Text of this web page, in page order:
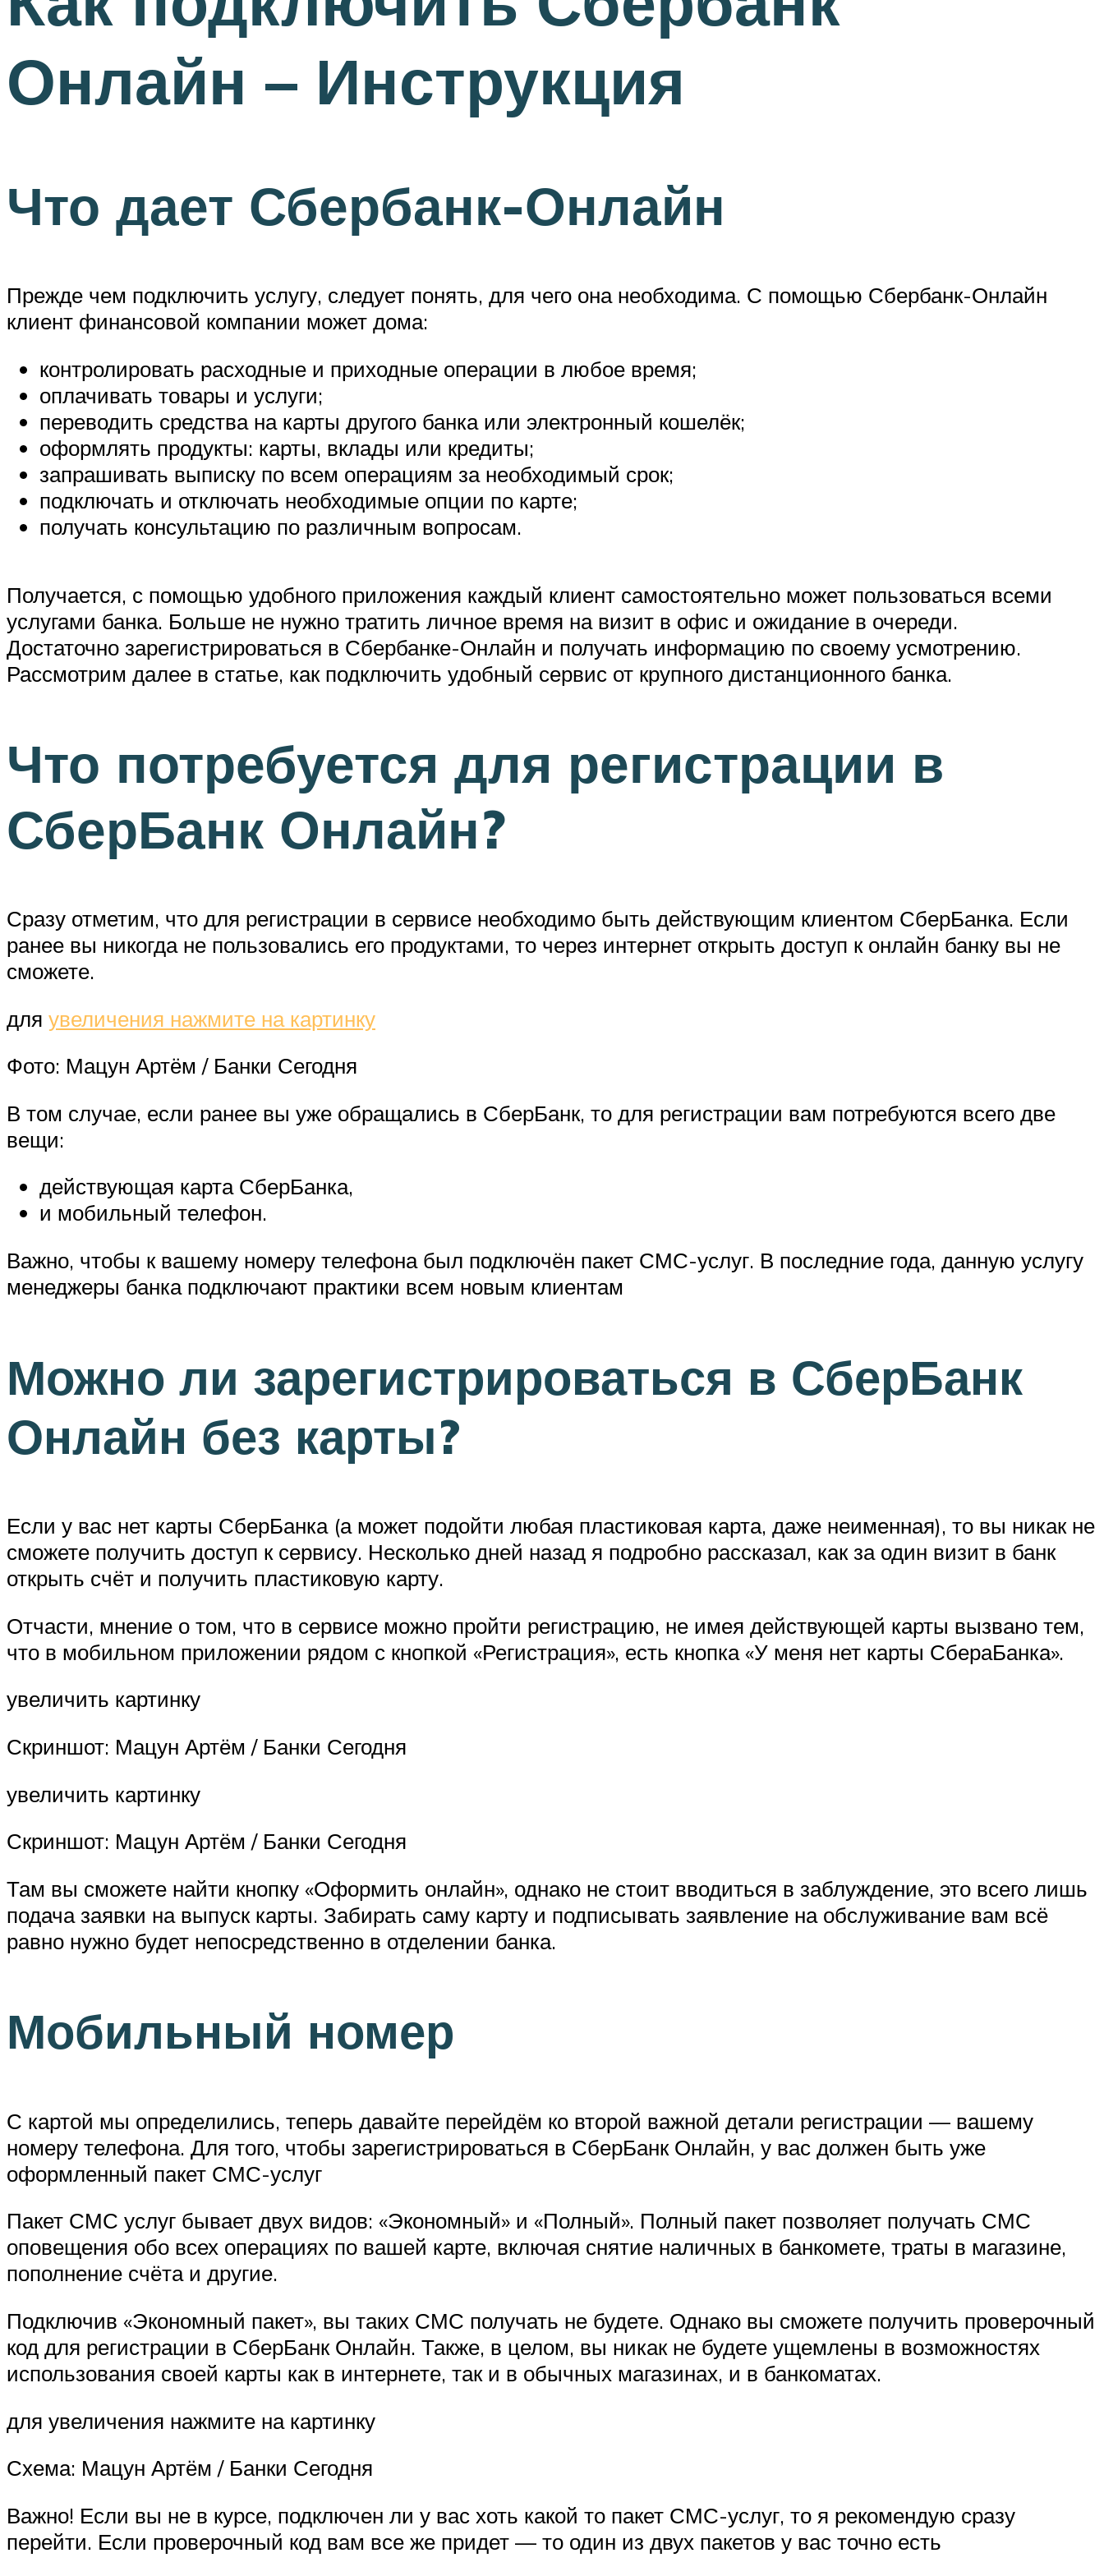
Онлайн – Инструкция
Что дает Сбербанк-Онлайн
Прежде чем подключить услугу, следует понять, для чего она необходима. С помощью Сбербанк-Онлайн
клиент финансовой компании может дома:
контролировать расходные и приходные операции в любое время;
оплачивать товары и услуги;
переводить средства на карты другого банка или электронный кошелёк;
оформлять продукты: карты, вклады или кредиты;
запрашивать выписку по всем операциям за необходимый срок;
подключать и отключать необходимые опции по карте;
получать консультацию по различным вопросам.
Получается, с помощью удобного приложения каждый клиент самостоятельно может пользоваться всеми
услугами банка. Больше не нужно тратить личное время на визит в офис и ожидание в очереди.
Достаточно зарегистрироваться в Сбербанке-Онлайн и получать информацию по своему усмотрению.
Рассмотрим далее в статье, как подключить удобный сервис от крупного дистанционного банка.
Что потребуется для регистрации в
СберБанк Онлайн?
Сразу отметим, что для регистрации в сервисе необходимо быть действующим клиентом СберБанка. Если
ранее вы никогда не пользовались его продуктами, то через интернет открыть доступ к онлайн банку вы не
сможете.
для увеличения нажмите на картинку
Фото: Мацун Артём / Банки Сегодня
В том случае, если ранее вы уже обращались в СберБанк, то для регистрации вам потребуются всего две
вещи:
действующая карта СберБанка,
и мобильный телефон.
Важно, чтобы к вашему номеру телефона был подключён пакет СМС-услуг. В последние года, данную услугу
менеджеры банка подключают практики всем новым клиентам
Можно ли зарегистрироваться в СберБанк
Онлайн без карты?
Если у вас нет карты СберБанка (а может подойти любая пластиковая карта, даже неименная), то вы никак не
сможете получить доступ к сервису. Несколько дней назад я подробно рассказал, как за один визит в банк
открыть счёт и получить пластиковую карту.
Отчасти, мнение о том, что в сервисе можно пройти регистрацию, не имея действующей карты вызвано тем,
что в мобильном приложении рядом с кнопкой «Регистрация», есть кнопка «У меня нет карты СбераБанка».
увеличить картинку
Скриншот: Мацун Артём / Банки Сегодня
увеличить картинку
Скриншот: Мацун Артём / Банки Сегодня
Там вы сможете найти кнопку «Оформить онлайн», однако не стоит вводиться в заблуждение, это всего лишь
подача заявки на выпуск карты. Забирать саму карту и подписывать заявление на обслуживание вам всё
равно нужно будет непосредственно в отделении банка.
Мобильный номер
С картой мы определились, теперь давайте перейдём ко второй важной детали регистрации — вашему
номеру телефона. Для того, чтобы зарегистрироваться в СберБанк Онлайн, у вас должен быть уже
оформленный пакет СМС-услуг
Пакет СМС услуг бывает двух видов: «Экономный» и «Полный». Полный пакет позволяет получать СМС
оповещения обо всех операциях по вашей карте, включая снятие наличных в банкомете, траты в магазине,
пополнение счёта и другие.
Подключив «Экономный пакет», вы таких СМС получать не будете. Однако вы сможете получить проверочный
код для регистрации в СберБанк Онлайн. Также, в целом, вы никак не будете ущемлены в возможностях
использования своей карты как в интернете, так и в обычных магазинах, и в банкоматах.
для увеличения нажмите на картинку
Схема: Мацун Артём / Банки Сегодня
Важно! Если вы не в курсе, подключен ли у вас хоть какой то пакет СМС-услуг, то я рекомендую сразу
перейти. Если проверочный код вам все же придет — то один из двух пакетов у вас точно есть